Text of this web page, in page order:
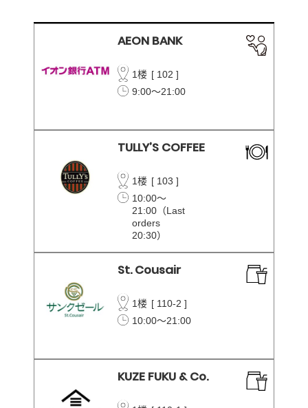
AEON BANK
1楼 [102 ]
9:00～21:00
TULLY’S COFFEE
1楼 [103 ]
10:00～
21:00（Last
orders
20:30）
St. Cousair
1楼 [110-2 ]
10:00～21:00
KUZE FUKU & Co.